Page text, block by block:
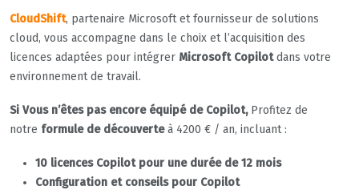
CloudShift, partenaire Microsoft et fournisseur de solutions
cloud, vous accompagne dans le choix et l’acquisition des
licences adaptées pour intégrer Microsoft Copilotdans votre
environnement de travail.
Si Vous n’êtes pas encore équipé de Copilot,Profitez de
notre formule de découverteà 4200 € / an, incluant :
10 licences Copilot pour une durée de 12 mois
Configuration et conseils pour Copilot